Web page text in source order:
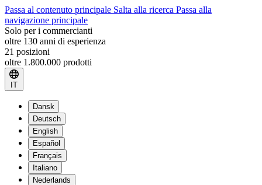
Passa al contenuto principale Salta alla ricerca Passa alla
navigazione principale
Solo per i commercianti
oltre 130 anni di esperienza
21 posizioni
oltre 1.800.000 prodotti
IT
Dansk
Deutsch
English
Español
Français
Italiano
Nederlands